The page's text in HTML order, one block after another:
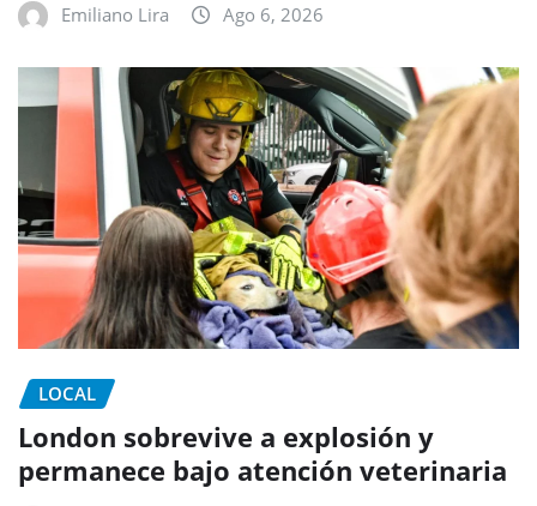
Emiliano Lira Ago 6, 2026
LOCAL
London sobrevive a explosión y
permanece bajo atención veterinaria